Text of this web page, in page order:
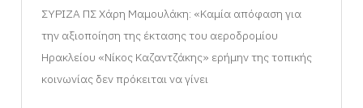
ΣΥΡΙΖΑ ΠΣ Χάρη Μαμουλάκη: «Καμία απόφαση για
την αξιοποίηση της έκτασης του αεροδρομίου
Ηρακλείου «Νίκος Καζαντζάκης» ερήμην της τοπικής
κοινωνίας δεν πρόκειται να γίνει